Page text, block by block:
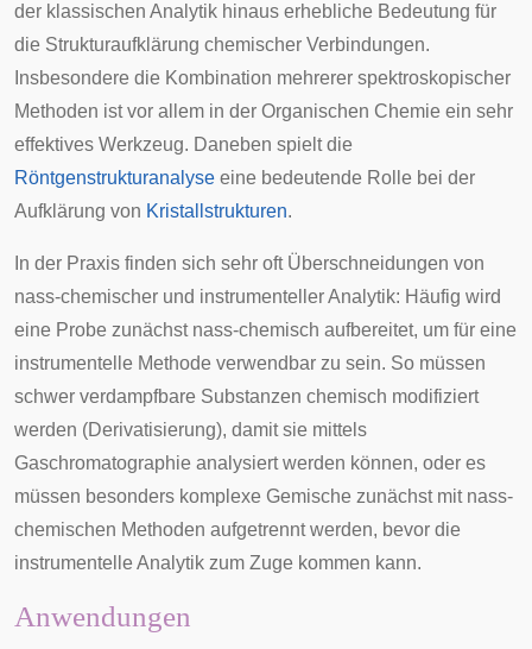
der klassischen Analytik hinaus erhebliche Bedeutung für
die Strukturaufklärung chemischer Verbindungen.
Insbesondere die Kombination mehrerer spektroskopischer
Methoden ist vor allem in der Organischen Chemie ein sehr
effektives Werkzeug. Daneben spielt die
Röntgenstrukturanalyse eine bedeutende Rolle bei der
Aufklärung von Kristallstrukturen.
In der Praxis finden sich sehr oft Überschneidungen von
nass-chemischer und instrumenteller Analytik: Häufig wird
eine Probe zunächst nass-chemisch aufbereitet, um für eine
instrumentelle Methode verwendbar zu sein. So müssen
schwer verdampfbare Substanzen chemisch modifiziert
werden (Derivatisierung), damit sie mittels
Gaschromatographie analysiert werden können, oder es
müssen besonders komplexe Gemische zunächst mit nass-
chemischen Methoden aufgetrennt werden, bevor die
instrumentelle Analytik zum Zuge kommen kann.
Anwendungen